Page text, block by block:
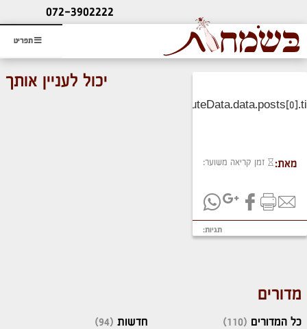
תפריט
ליעוץ חינם
והזמנת כרטיס שמחות
072-3902222
מאת: זמן קריאה משוער:
תגיות:
יכול לעניין אותך
מדורים
כל המדורים (110)
חדשות (94)